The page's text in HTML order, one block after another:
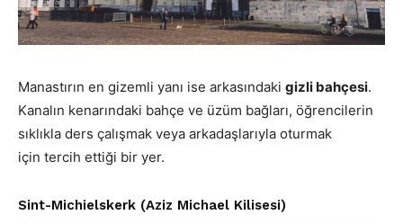
Manastırın en gizemli yanı ise arkasındaki gizli bahçesi.
Kanalın kenarındaki bahçe ve üzüm bağları, öğrencilerin
sıklıkla ders çalışmak veya arkadaşlarıyla oturmak
için tercih ettiği bir yer.
Sint-Michielskerk (Aziz Michael Kilisesi)